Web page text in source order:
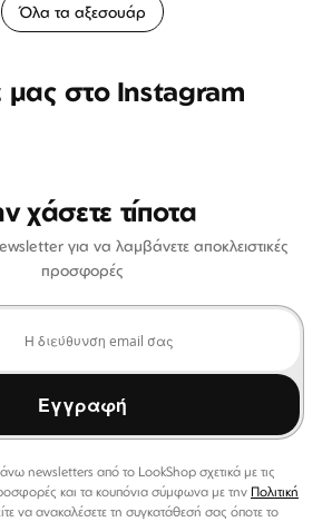
Όλα τα αξεσουάρ
μας στο Instagram
χάσετε τίποτα
για να λαμβάνετε αποκλειστικές
προσφορές
Εγγραφή
newsletters από το LookShop σχετικά με τις
και τα κουπόνια σύμφωνα με την Πολιτική
να ανακαλέσετε τη συγκατάθεσή σας όποτε το